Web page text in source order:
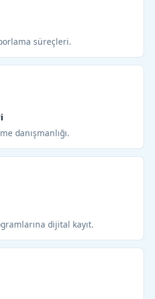
süreçleri.
danışmanlığı.
dijital kayıt.